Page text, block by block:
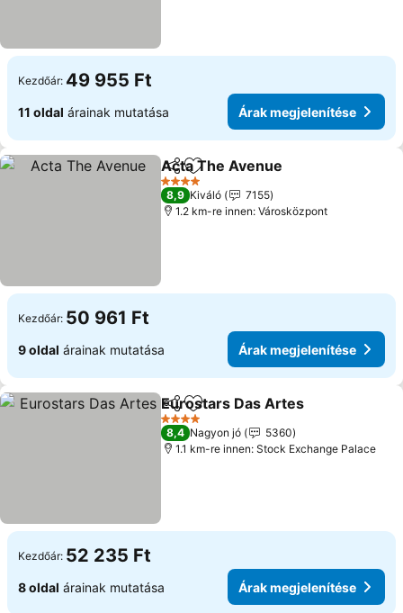
Kezdőár: 49 955 Ft
11 oldal árainak mutatása Árak megjelenítése
Megosztás
Hozzáadás a kedvencekhez
Acta The Avenue
4 Kategória
8,9 Kiváló
7155
1.2 km-re innen: Városközpont
Kezdőár: 50 961 Ft
9 oldal árainak mutatása Árak megjelenítése
Megosztás
Hozzáadás a kedvencekhez
Eurostars Das Artes
4 Kategória
8,4 Nagyon jó
5360
1.1 km-re innen: Stock Exchange Palace
Kezdőár: 52 235 Ft
8 oldal árainak mutatása Árak megjelenítése